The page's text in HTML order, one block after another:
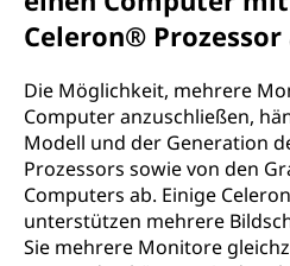
Celeron®
Die Möglichkeit, mehrere
Computer anzuschließen,
Modell und der Generation
Prozessors sowie von den
Computers ab. Einige
unterstützen mehrere
Sie mehrere Monitore